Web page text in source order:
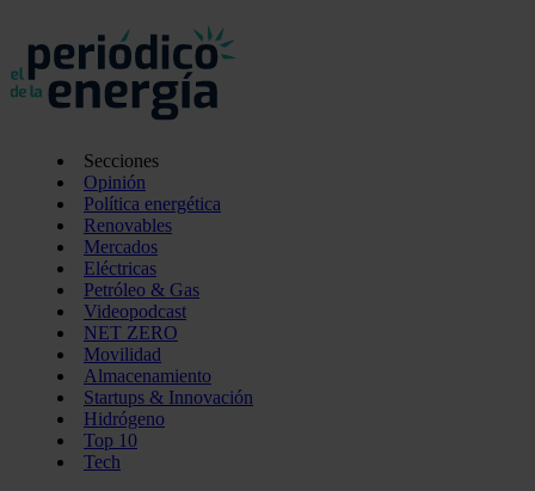
Secciones
Opinión
Política energética
Renovables
Mercados
Eléctricas
Petróleo & Gas
Videopodcast
NET ZERO
Movilidad
Almacenamiento
Startups & Innovación
Hidrógeno
Top 10
Tech